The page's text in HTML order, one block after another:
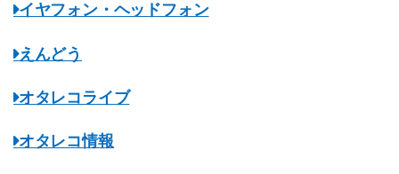
イヤフォン・ヘッドフォン
えんどう
オタレコライブ
オタレコ情報